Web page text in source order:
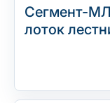
Сегмент-
лоток